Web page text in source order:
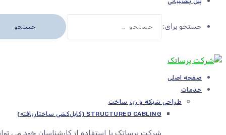
جستجو برای:
صفحه اصلی
خدمات
طراحی شبکه و زیر ساخت
STRUCTURED CABLING (کابل‌کشی ساختاریافته)
شرکت پرساتک با استفاده از کارشناسان خود می